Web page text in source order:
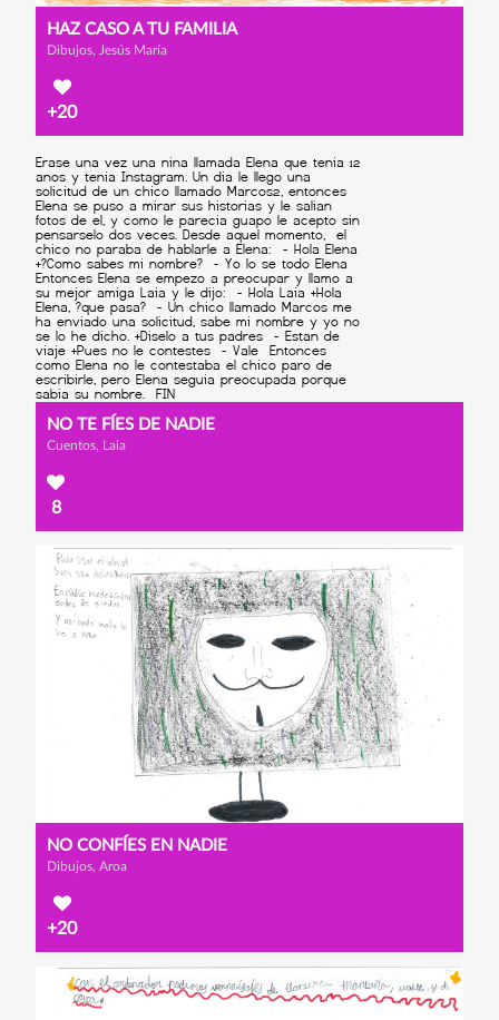
HAZ CASO A TU FAMILIA
Dibujos, Jesús María
+20
NO TE FÍES DE NADIE
Cuentos, Laia
8
NO CONFÍES EN NADIE
Dibujos, Aroa
+20